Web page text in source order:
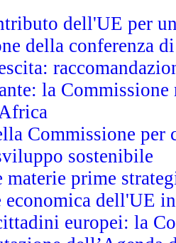
dell'UE per
della conferenza
la
Commissione
sostenibile
materie prime
economica dell'UE
europei: la